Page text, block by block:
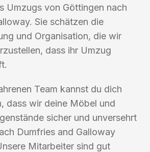
Umzugs von Göttingen nach
Sie schätzen die
und Organisation, die wir
dass ihr Umzug
Team kannst du dich
dass wir deine Möbel und
sicher und unversehrt
Dumfries and Galloway
Mitarbeiter sind gut